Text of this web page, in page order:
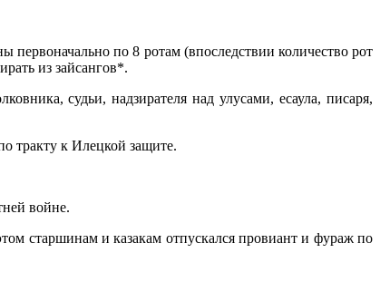
первоначально по 8 ротам (впоследствии количество рот
из зайсангов*.
судьи, надзирателя над улусами, есаула, писаря,
тракту к Илецкой защите.
войне.
старшинам и казакам отпускался провиант и фураж по